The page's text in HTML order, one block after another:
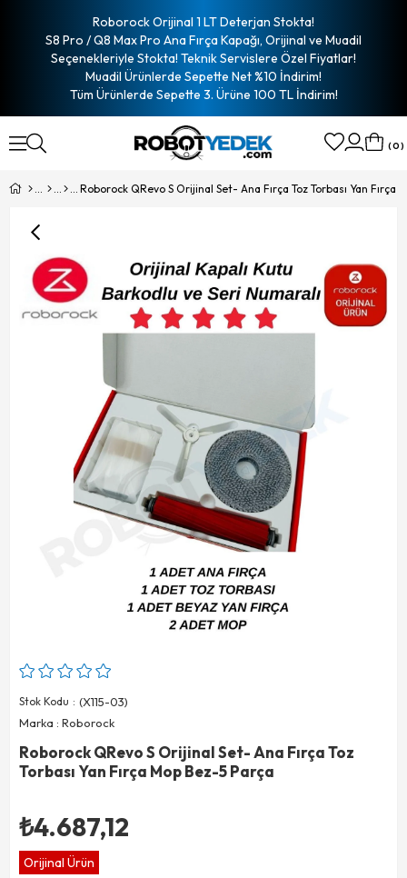
Roborock Orijinal 1 LT Deterjan Stokta!
S8 Pro / Q8 Max Pro Ana Fırça Kapağı, Orijinal ve Muadil
Seçenekleriyle Stokta! Teknik Servislere Özel Fiyatlar!
Muadil Ürünlerde Sepette Net %10 İndirim!
Tüm Ürünlerde Sepette 3. Ürüne 100 TL İndirim!
0
Stok Kodu
(X115-03)
Marka : Roborock
Roborock QRevo S Orijinal Set- Ana Fırça Toz
Torbası Yan Fırça Mop Bez-5 Parça
₺4.687,12
Orijinal Ürün